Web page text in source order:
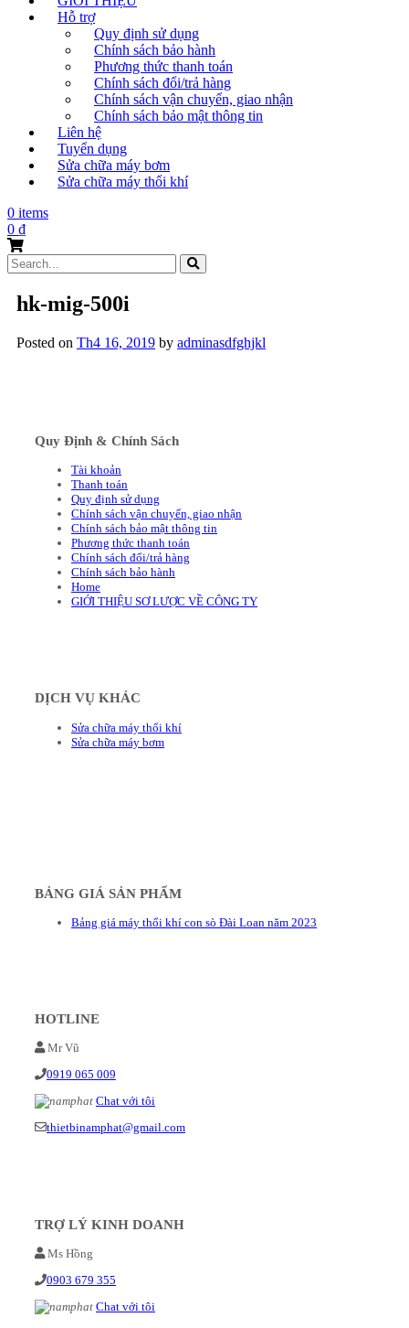
Hỗ trợ
Quy định sử dụng
Chính sách bảo hành
Phương thức thanh toán
Chính sách đổi/trả hàng
Chính sách vận chuyển, giao nhận
Chính sách bảo mật thông tin
Liên hệ
Tuyển dụng
Sửa chữa máy bơm
Sửa chữa máy thổi khí
0 items
0 ₫
Search
for:
hk-mig-500i
Posted on Th4 16, 2019 by adminasdfghjkl
Quy Định & Chính Sách
Tài khoản
Thanh toán
Quy định sử dụng
Chính sách vận chuyển, giao nhận
Chính sách bảo mật thông tin
Phương thức thanh toán
Chính sách đổi/trả hàng
Chính sách bảo hành
Home
GIỚI THIỆU SƠ LƯỢC VỀ CÔNG TY
DỊCH VỤ KHÁC
Sửa chữa máy thổi khí
Sửa chữa máy bơm
BẢNG GIÁ SẢN PHẨM
Bảng giá máy thổi khí con sò Đài Loan năm 2023
HOTLINE
Mr Vũ
0919 065 009
Chat với tôi
thietbinamphat@gmail.com
TRỢ LÝ KINH DOANH
Ms Hồng
0903 679 355
Chat với tôi